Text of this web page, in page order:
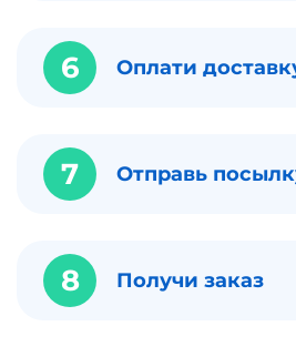
6 Оплати
7 Отправь
8 Получи заказ